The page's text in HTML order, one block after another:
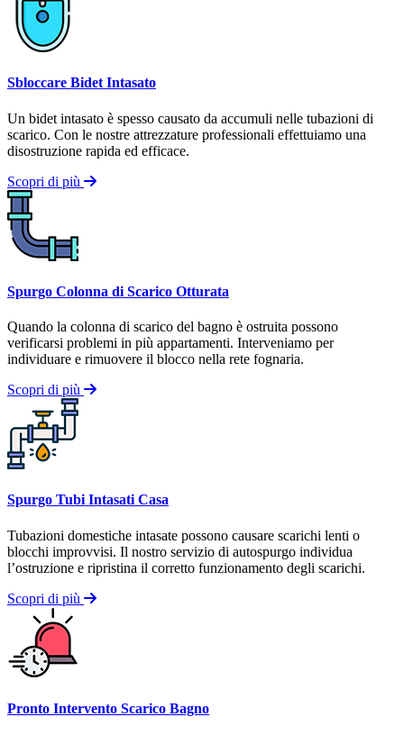
Sbloccare Bidet Intasato
Un bidet intasato è spesso causato da accumuli nelle tubazioni di
scarico. Con le nostre attrezzature professionali effettuiamo una
disostruzione rapida ed efficace.
Scopri di più
Spurgo Colonna di Scarico Otturata
Quando la colonna di scarico del bagno è ostruita possono
verificarsi problemi in più appartamenti. Interveniamo per
individuare e rimuovere il blocco nella rete fognaria.
Scopri di più
Spurgo Tubi Intasati Casa
Tubazioni domestiche intasate possono causare scarichi lenti o
blocchi improvvisi. Il nostro servizio di autospurgo individua
l’ostruzione e ripristina il corretto funzionamento degli scarichi.
Scopri di più
Pronto Intervento Scarico Bagno